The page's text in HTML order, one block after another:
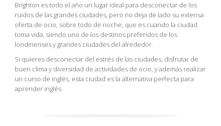
Brighton es todo el año un lugar ideal para desconectar de los
ruidos de las grandes ciudades, pero no deja de lado su extensa
oferta de ocio, sobre todo de noche, que es cuando la ciudad
toma vida, siendo uno de los destinos preferidos de los
londinenses y grandes ciudades del alrededor.
Si quieres desconectar del estrés de las ciudades, disfrutar de
buen clima y diversidad de actividades de ocio, y además realizar
un curso de inglés, esta ciudad es la alternativa perfecta para
aprender inglés.